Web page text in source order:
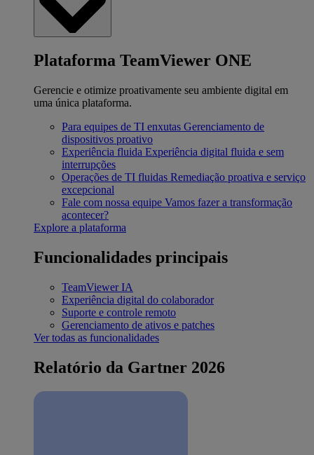
Plataforma TeamViewer ONE
Gerencie e otimize proativamente seu ambiente digital em
uma única plataforma.
Para equipes de TI enxutas Gerenciamento de
dispositivos proativo
Experiência fluida Experiência digital fluida e sem
interrupções
Operações de TI fluidas Remediação proativa e serviço
excepcional
Fale com nossa equipe Vamos fazer a transformação
acontecer?
Explore a plataforma
Funcionalidades principais
TeamViewer IA
Experiência digital do colaborador
Suporte e controle remoto
Gerenciamento de ativos e patches
Ver todas as funcionalidades
Relatório da Gartner 2026